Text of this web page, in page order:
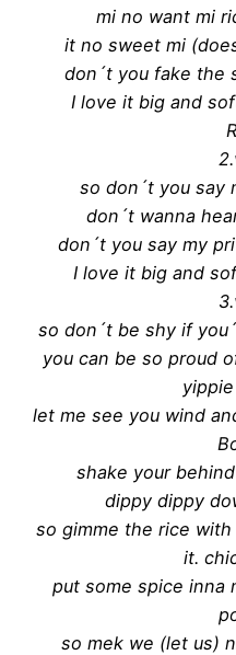
mi no want mi
it no sweet mi
don´t you fake the
I love it big and
so don´t you say
don´t wanna
don´t you say my
I love it big and
so don´t be shy if
you can be so proud
let me see you wind
shake your
dippy dippy
so gimme the rice
it.
put some spice inna
so mek we (let us)